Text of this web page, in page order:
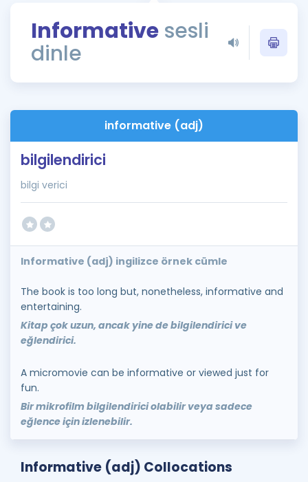
ÖSYM Sınav Takvimi
Kampanyalar
İngilizce Gramer
Informative sesli
dinle
informative (adj)
bilgilendirici
bilgi verici
Informative (adj) ingilizce örnek cümle
The book is too long but, nonetheless, informative and
entertaining.
Kitap çok uzun, ancak yine de bilgilendirici ve
eğlendirici.
A micromovie can be informative or viewed just for
fun.
Bir mikrofilm bilgilendirici olabilir veya sadece
eğlence için izlenebilir.
Informative (adj) Collocations